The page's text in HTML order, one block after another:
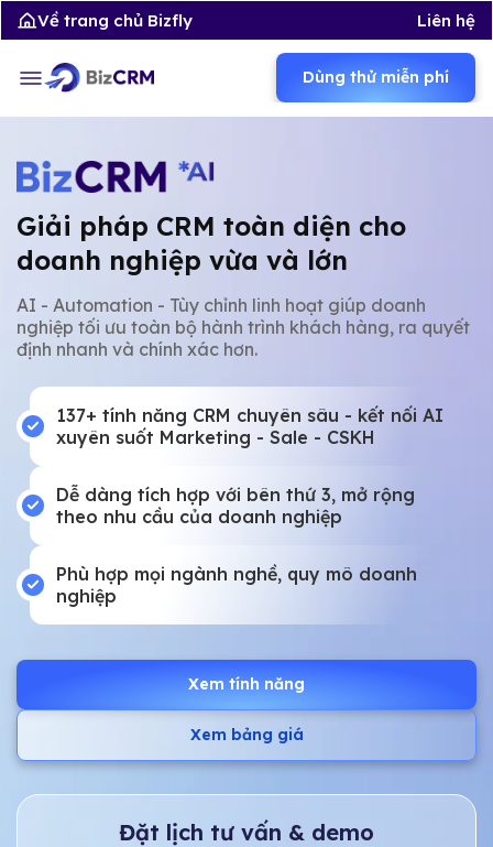
Về trang chủ Bizfly Liên hệ
Dùng thử miễn phí
Giải pháp CRM toàn diện cho
doanh nghiệp vừa và lớn
AI - Automation - Tùy chỉnh linh hoạt giúp doanh
nghiệp tối ưu toàn bộ hành trình khách hàng, ra quyết
định nhanh và chính xác hơn.
137+ tính năng CRM chuyên sâu - kết nối AI
xuyên suốt Marketing - Sale - CSKH
Dễ dàng tích hợp với bên thứ 3, mở rộng
theo nhu cầu của doanh nghiệp
Phù hợp mọi ngành nghề, quy mô doanh
nghiệp
Xem tính năng
Xem bảng giá
Đặt lịch tư vấn & demo